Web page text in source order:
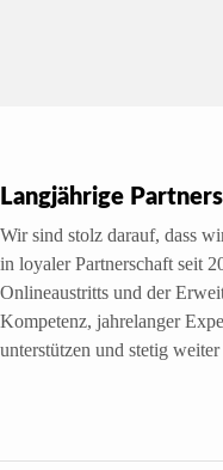
Langjährige
Wir sind stolz darauf, dass
in loyaler Partnerschaft seit
Onlineaustritts und der
Kompetenz, jahrelanger
unterstützen und stetig